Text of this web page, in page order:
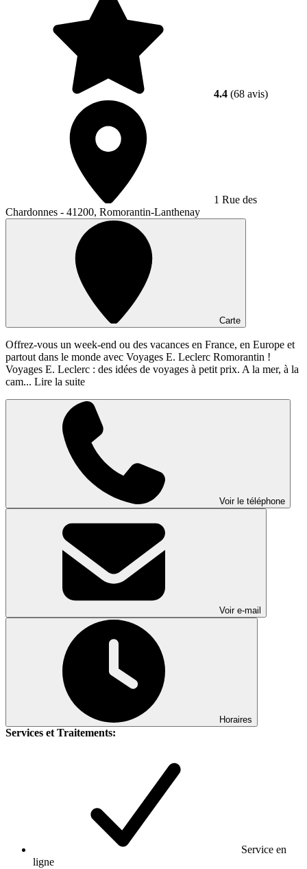
4.4 (68 avis)
1 Rue des
Chardonnes - 41200, Romorantin-Lanthenay
Carte
Offrez-vous un week-end ou des vacances en France, en Europe et
partout dans le monde avec Voyages E. Leclerc Romorantin !
Voyages E. Leclerc : des idées de voyages à petit prix. A la mer, à la
cam... Lire la suite
Voir le téléphone
Voir e-mail
Horaires
Services et Traitements:
Service en
ligne